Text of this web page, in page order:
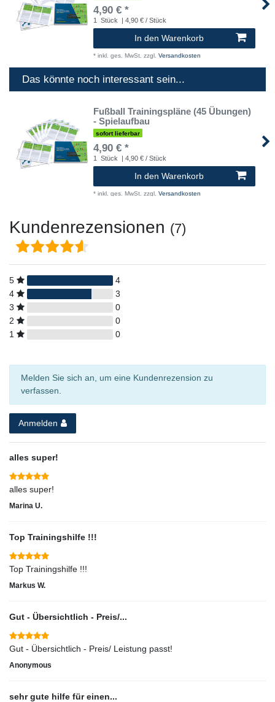
4,90 € *
1 Stück | 4,90 € / Stück
In den Warenkorb
* inkl. ges. MwSt. zzgl. Versandkosten
Das könnte noch interessant sein...
Fußball Trainingspläne (45 Übungen)
- Spielaufbau
sofort lieferbar
4,90 € *
1 Stück | 4,90 € / Stück
In den Warenkorb
* inkl. ges. MwSt. zzgl. Versandkosten
Kundenrezensionen (7)
5
4
4
3
3
0
2
0
1
0
Melden Sie sich an, um eine Kundenrezension zu
verfassen.
Anmelden
alles super!
alles super!
Marina U.
Top Trainingshilfe !!!
Markus W.
Gut - Übersichtlich - Preis/...
Gut - Übersichtlich - Preis/ Leistung passt!
Anonymous
sehr gute hilfe für einen...